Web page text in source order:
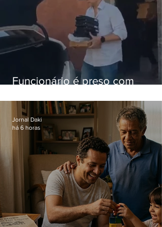
Funcionário é preso com
Hospital do Andaraí
Jornal Daki
há 6 horas